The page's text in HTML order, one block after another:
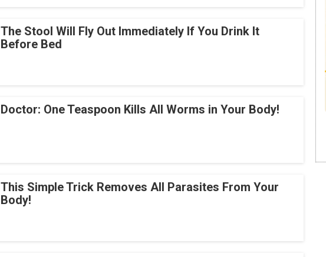
The Stool Will Fly Out Immediately If You Drink It
Before Bed
Doctor: One Teaspoon Kills All Worms in Your Body!
This Simple Trick Removes All Parasites From Your
Body!